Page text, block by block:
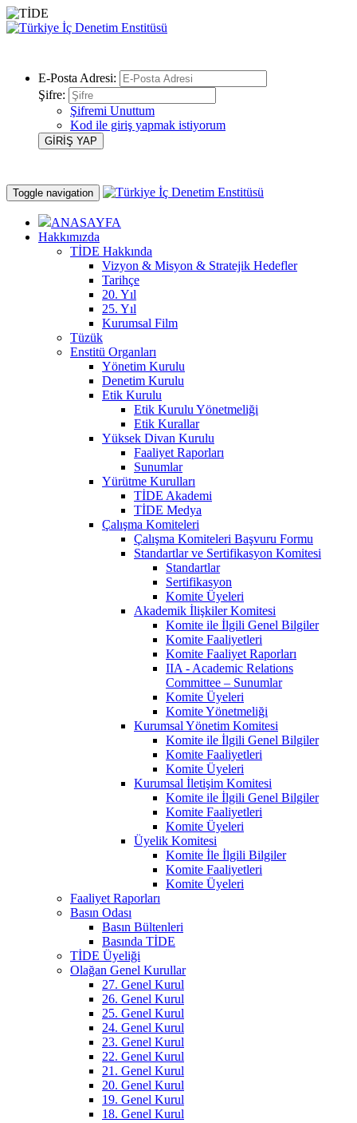
E-Posta Adresi:
Şifre:
Şifremi Unuttum
Kod ile giriş yapmak istiyorum
Toggle navigation
ANASAYFA
Hakkımızda
TİDE Hakkında
Vizyon & Misyon & Stratejik Hedefler
Tarihçe
20. Yıl
25. Yıl
Kurumsal Film
Tüzük
Enstitü Organları
Yönetim Kurulu
Denetim Kurulu
Etik Kurulu
Etik Kurulu Yönetmeliği
Etik Kurallar
Yüksek Divan Kurulu
Faaliyet Raporları
Sunumlar
Yürütme Kurulları
TİDE Akademi
TİDE Medya
Çalışma Komiteleri
Çalışma Komiteleri Başvuru Formu
Standartlar ve Sertifikasyon Komitesi
Standartlar
Sertifikasyon
Komite Üyeleri
Akademik İlişkiler Komitesi
Komite ile İlgili Genel Bilgiler
Komite Faaliyetleri
Komite Faaliyet Raporları
IIA - Academic Relations
Committee – Sunumlar
Komite Üyeleri
Komite Yönetmeliği
Kurumsal Yönetim Komitesi
Komite ile İlgili Genel Bilgiler
Komite Faaliyetleri
Komite Üyeleri
Kurumsal İletişim Komitesi
Komite ile İlgili Genel Bilgiler
Komite Faaliyetleri
Komite Üyeleri
Üyelik Komitesi
Komite İle İlgili Bilgiler
Komite Faaliyetleri
Komite Üyeleri
Faaliyet Raporları
Basın Odası
Basın Bültenleri
Basında TİDE
TİDE Üyeliği
Olağan Genel Kurullar
27. Genel Kurul
26. Genel Kurul
25. Genel Kurul
24. Genel Kurul
23. Genel Kurul
22. Genel Kurul
21. Genel Kurul
20. Genel Kurul
19. Genel Kurul
18. Genel Kurul